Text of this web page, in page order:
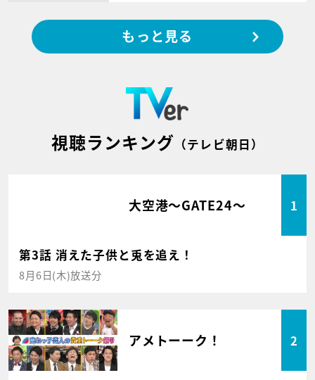
もっと見る
視聴ランキング （テレビ朝日）
大空港～GATE24～ 1
第3話 消えた子供と兎を追え！
8月6日(木)放送分
アメトーーク！ 2